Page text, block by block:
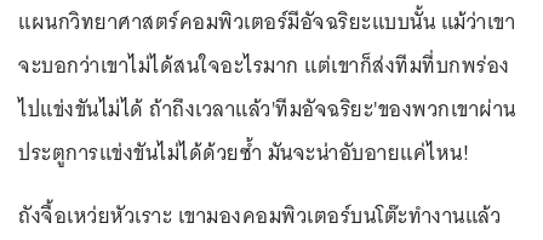
แผนกวิทยาศาสตร์คอมพิวเตอร์มีอัจฉริยะแบบนั้น แม้ว่าเขา
จะบอกว่าเขาไม่ได้สนใจอะไรมาก แต่เขาก็ส่งทีมที่บกพร่อง
ไปแข่งขันไม่ได้ ถ้าถึงเวลาแล้ว'ทีมอัจฉริยะ'ของพวกเขาผ่าน
ประตูการแข่งขันไม่ได้ด้วยซ้ำ มันจะน่าอับอายแค่ไหน!
ถังจื้อเหว่ยหัวเราะ เขามองคอมพิวเตอร์บนโต๊ะทำงานแล้ว